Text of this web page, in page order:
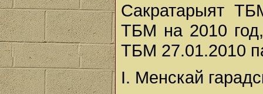
Сакратарыят
ТБМ на 2010
ТБМ 27.01.2010
І. Менскай